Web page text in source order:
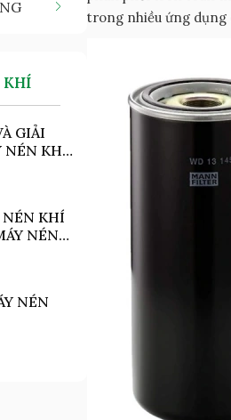
KHÍ
GIẢI
NÉN KHÍ
NÉN KHÍ
NÉN
NÉN
trong nhiều ứng dụng